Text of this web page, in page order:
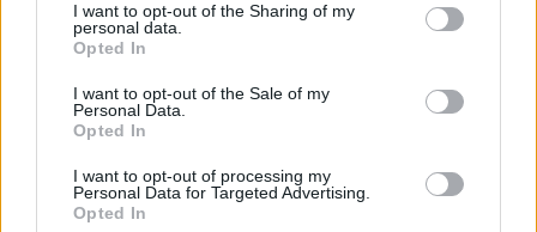
not limited to your visit or usage behaviour. You may click to
grant or deny consent to Google and its third-party tags to
use your data for below specified purposes in below Google
consent section.
I want to opt-out of the Sharing of my
personal data.
Opted In
I want to opt-out of the Sale of my
Personal Data.
Opted In
I want to opt-out of processing my
Personal Data for Targeted Advertising.
Opted In